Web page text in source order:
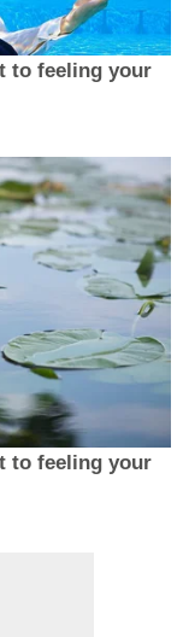
to feeling your
to feeling your